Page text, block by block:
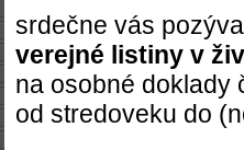
srdečne vás
verejné listiny v
na osobné doklady
od stredoveku do